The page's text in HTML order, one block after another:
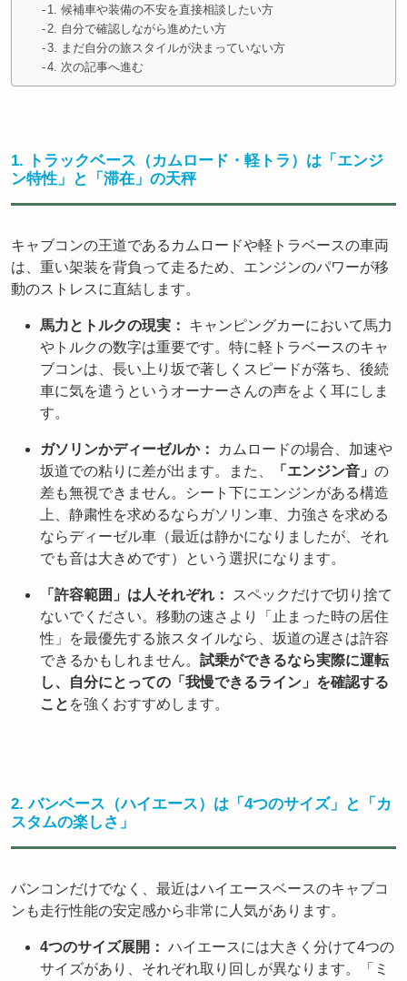
1. 候補車や装備の不安を直接相談したい方
2. 自分で確認しながら進めたい方
3. まだ自分の旅スタイルが決まっていない方
4. 次の記事へ進む
1. トラックベース（カムロード・軽トラ）は「エンジ
ン特性」と「滞在」の天秤
キャブコンの王道であるカムロードや軽トラベースの車両
は、重い架装を背負って走るため、エンジンのパワーが移
動のストレスに直結します。
馬力とトルクの現実：
キャンピングカーにおいて馬力
やトルクの数字は重要です。特に軽トラベースのキャ
ブコンは、長い上り坂で著しくスピードが落ち、後続
車に気を遣うというオーナーさんの声をよく耳にしま
す。
ガソリンかディーゼルか：
カムロードの場合、加速や
坂道での粘りに差が出ます。また、
「エンジン音」 の
差も無視できません。シート下にエンジンがある構造
上、静粛性を求めるならガソリン車、力強さを求める
ならディーゼル車（最近は静かになりましたが、それ
でも音は大きめです）という選択になります。
「許容範囲」は人それぞれ：
スペックだけで切り捨て
ないでください。移動の速さより「止まった時の居住
性」を最優先する旅スタイルなら、坂道の遅さは許容
できるかもしれません。 試乗ができるなら実際に運転
し、自分にとっての「我慢できるライン」を確認する
こと を強くおすすめします。
2. バンベース（ハイエース）は「4つのサイズ」と「カ
スタムの楽しさ」
バンコンだけでなく、最近はハイエースベースのキャブコ
ンも走行性能の安定感から非常に人気があります。
4つのサイズ展開： ハイエースには大きく分けて4つの
サイズがあり、それぞれ取り回しが異なります。「ミ